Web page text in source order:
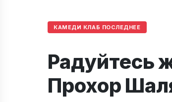
КАМЕДИ КЛАБ ПОСЛЕДНЕЕ
Радуйтесь
Прохор